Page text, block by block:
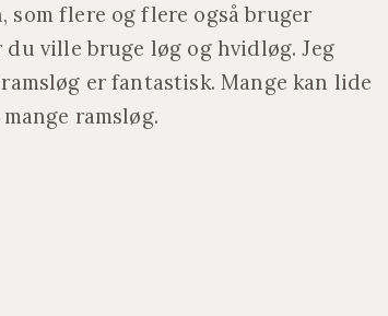
som flere og flere også bruger
du ville bruge løg og hvidløg. Jeg
er fantastisk. Mange kan lide
ramsløg.